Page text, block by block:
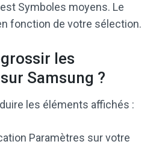
Symboles moyens. Le
fonction de votre sélection.
les
Samsung ?
les éléments affichés :
Paramètres sur votre